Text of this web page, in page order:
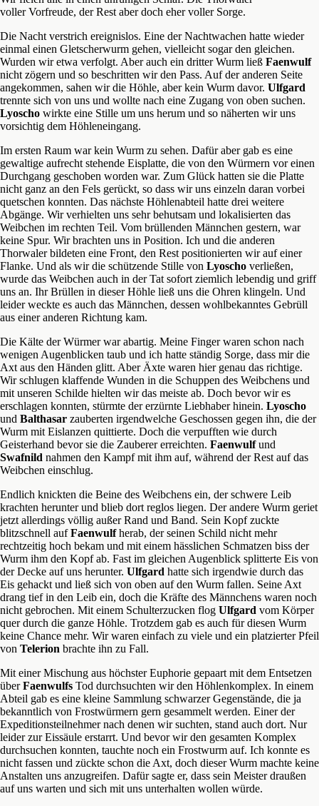
voller Vorfreude, der Rest aber doch eher voller Sorge.
Die Nacht verstrich ereignislos. Eine der Nachtwachen hatte wieder
einmal einen Gletscherwurm gehen, vielleicht sogar den gleichen.
Wurden wir etwa verfolgt. Aber auch ein dritter Wurm ließ Faenwulf
nicht zögern und so beschritten wir den Pass. Auf der anderen Seite
angekommen, sahen wir die Höhle, aber kein Wurm davor. Ulfgard
trennte sich von uns und wollte nach eine Zugang von oben suchen.
Lyoscho wirkte eine Stille um uns herum und so näherten wir uns
vorsichtig dem Höhleneingang.
Im ersten Raum war kein Wurm zu sehen. Dafür aber gab es eine
gewaltige aufrecht stehende Eisplatte, die von den Würmern vor einen
Durchgang geschoben worden war. Zum Glück hatten sie die Platte
nicht ganz an den Fels gerückt, so dass wir uns einzeln daran vorbei
quetschen konnten. Das nächste Höhlenabteil hatte drei weitere
Abgänge. Wir verhielten uns sehr behutsam und lokalisierten das
Weibchen im rechten Teil. Vom brüllenden Männchen gestern, war
keine Spur. Wir brachten uns in Position. Ich und die anderen
Thorwaler bildeten eine Front, den Rest positionierten wir auf einer
Flanke. Und als wir die schützende Stille von Lyoscho verließen,
wurde das Weibchen auch in der Tat sofort ziemlich lebendig und griff
uns an. Ihr Brüllen in dieser Höhle ließ uns die Ohren klingeln. Und
leider weckte es auch das Männchen, dessen wohlbekanntes Gebrüll
aus einer anderen Richtung kam.
Die Kälte der Würmer war abartig. Meine Finger waren schon nach
wenigen Augenblicken taub und ich hatte ständig Sorge, dass mir die
Axt aus den Händen glitt. Aber Äxte waren hier genau das richtige.
Wir schlugen klaffende Wunden in die Schuppen des Weibchens und
mit unseren Schilde hielten wir das meiste ab. Doch bevor wir es
erschlagen konnten, stürmte der erzürnte Liebhaber hinein. Lyoscho
und Balthasar zauberten irgendwelche Geschossen gegen ihn, die der
Wurm mit Eislanzen quittierte. Doch die verpufften wie durch
Geisterhand bevor sie die Zauberer erreichten. Faenwulfund
Swafnild nahmen den Kampf mit ihm auf, während der Rest auf das
Weibchen einschlug.
Endlich knickten die Beine des Weibchens ein, der schwere Leib
krachten herunter und blieb dort reglos liegen. Der andere Wurm geriet
jetzt allerdings völlig außer Rand und Band. Sein Kopf zuckte
blitzschnell aufFaenwulfherab, der seinen Schild nicht mehr
rechtzeitig hoch bekam und mit einem hässlichen Schmatzen biss der
Wurm ihm den Kopf ab. Fast im gleichen Augenblick splitterte Eis von
der Decke auf uns herunter. Ulfgard hatte sich irgendwie durch das
Eis gehackt und ließ sich von oben auf den Wurm fallen. Seine Axt
drang tief in den Leib ein, doch die Kräfte des Männchens waren noch
nicht gebrochen. Mit einem Schulterzucken flog Ulfgard vom Körper
quer durch die ganze Höhle. Trotzdem gab es auch für diesen Wurm
keine Chance mehr. Wir waren einfach zu viele und ein platzierter Pfeil
von Telerion brachte ihn zu Fall.
Mit einer Mischung aus höchster Euphorie gepaart mit dem Entsetzen
überFaenwulfs Tod durchsuchten wir den Höhlenkomplex. In einem
Abteil gab es eine kleine Sammlung schwarzer Gegenstände, die ja
bekanntlich von Frostwürmern gern gesammelt werden. Einer der
Expeditionsteilnehmer nach denen wir suchten, stand auch dort. Nur
leider zur Eissäule erstarrt. Und bevor wir den gesamten Komplex
durchsuchen konnten, tauchte noch ein Frostwurm auf. Ich konnte es
nicht fassen und zückte schon die Axt, doch dieser Wurm machte keine
Anstalten uns anzugreifen. Dafür sagte er, dass sein Meister draußen
auf uns warten und sich mit uns unterhalten wollen würde.